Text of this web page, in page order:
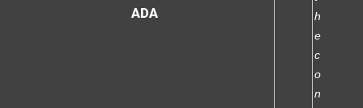
ADA
h
e
c
o
n